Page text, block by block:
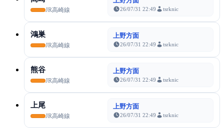
JR高崎線 26/07/31 22:49 tsrknic
鴻巣
JR高崎線
上野方面
26/07/31 22:49 tsrknic
熊谷
JR高崎線
上野方面
26/07/31 22:49 tsrknic
上尾
JR高崎線
上野方面
26/07/31 22:49 tsrknic